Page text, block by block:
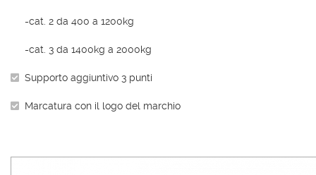
-cat. 2 da 400 a 1200kg
-cat. 3 da 1400kg a 2000kg
Supporto aggiuntivo 3 punti
Marcatura con il logo del marchio